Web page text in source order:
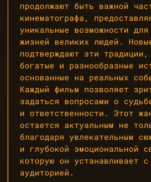
продолжают быть важной
кинематографа,
уникальные возможности
жизней великих людей.
подтверждают эти традиции,
богатые и разнообразные
основанные на реальных
Каждый фильм позволяет
задаться вопросами о
и ответственности. Этот
остается актуальным не
благодаря увлекательным
и глубокой эмоциональной
которую он устанавливает с
аудиторией.